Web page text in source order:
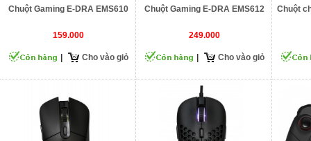
Chuột Gaming E-DRA EMS610
159.000
Cho vào giỏ
Chuột Gaming E-DRA EMS612
249.000
Cho vào giỏ
Chuột